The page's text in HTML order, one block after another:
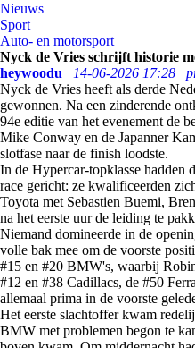
Nieuws
Sport
Auto- en motorsport
Nyck de Vries schrijft historie
heywoodu
14-06-2026 17:28
Nyck de Vries heeft als derde
gewonnen. Na een zinderende
94e editie van het evenement de
Mike Conway en de Japanner
slotfase naar de finish loodste.
In de Hypercar-topklasse hadden
race gericht: ze kwalificeerden
Toyota met Sebastien Buemi,
na het eerste uur de leiding te
Niemand domineerde in de
volle bak mee om de voorste
#15 en #20 BMW's, waarbij
#12 en #38 Cadillacs, de #50
allemaal prima in de voorste
Het eerste slachtoffer kwam
BMW met problemen begon te